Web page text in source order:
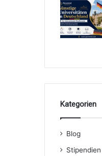
Kategorien
Blog
Stipendien